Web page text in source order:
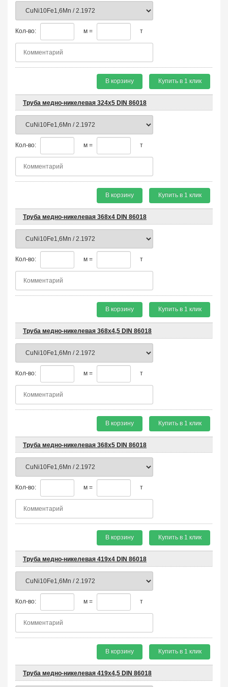
Кол-во: м = т
В корзину Купить в 1 клик
Труба медно-никелевая 324х5 DIN 86018
Кол-во: м = т
В корзину Купить в 1 клик
Труба медно-никелевая 368х4 DIN 86018
Кол-во: м = т
В корзину Купить в 1 клик
Труба медно-никелевая 368х4,5 DIN 86018
Кол-во: м = т
В корзину Купить в 1 клик
Труба медно-никелевая 368х5 DIN 86018
Кол-во: м = т
В корзину Купить в 1 клик
Труба медно-никелевая 419х4 DIN 86018
Кол-во: м = т
В корзину Купить в 1 клик
Труба медно-никелевая 419х4,5 DIN 86018